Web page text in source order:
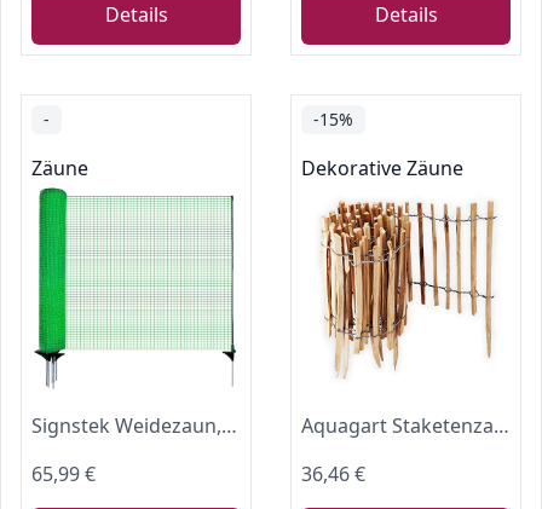
Details Details
-
Zäune
Signstek Weidezaun, mobiler Zaun 90 cm hoch, 25m lang, 15 Pfähle, Gartennetz, Campingzaun, Hühnerzaun, Hundezaun, Absperrzaun, Steckzaun, Begrenzungszaun
65,99 €
-15%
Dekorative Zäune
Aquagart Staketenzaun Rollboarder Lattenabstand 4-6cm Gartenzaun Perfekt als Beeteinfassung und Beetumrandung oder Weg Abgrenzung Langlebiger Holzzaun Holz Zaun Rollzaun (5m x 35cm)
36,46 €